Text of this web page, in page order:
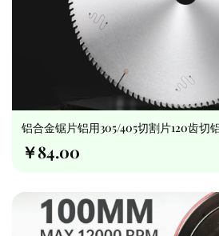
铝合金锯片铝用305/405切割片120齿切
￥84.00